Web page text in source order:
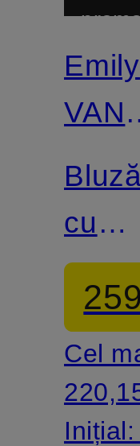
Emily
VAN
DEN
cu
3/4
Cel
Inițial: